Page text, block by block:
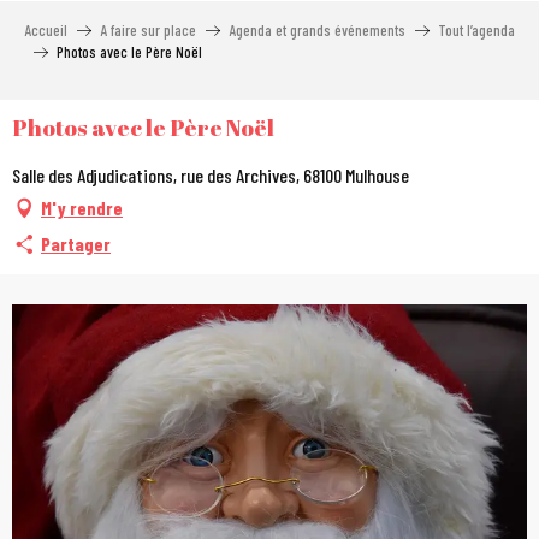
Accueil A faire sur place Agenda et grands événements
Tout l’agenda
Photos avec le Père Noël
Photos avec le Père Noël
Salle des Adjudications, rue des Archives, 68100 Mulhouse
M'y rendre
Partager